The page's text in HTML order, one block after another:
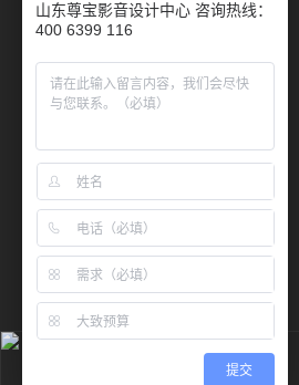
声学知识
家居隔音降噪
家庭音乐厅
代理品牌
山东尊宝影音设计中心 咨询热线：
400 6399 116
提交